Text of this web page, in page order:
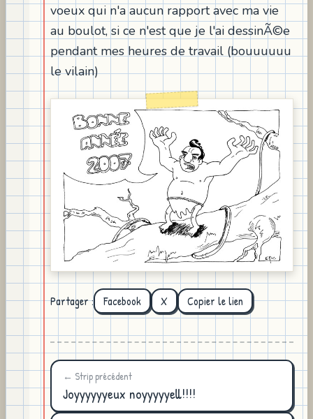
voeux qui n'a aucun rapport avec ma vie
au boulot, si ce n'est que je l'ai dessinÃ©e
pendant mes heures de travail (bouuuuuu
le vilain)
Partager : Facebook X Copier le lien
← Strip précédent
Joyyyyyyeux noyyyyyell!!!!